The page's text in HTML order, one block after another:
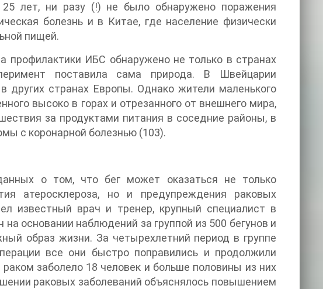
лет, ни разу (!) не было обнаружено поражения
болезнь и в Китае, где население физически
пищей.
профилактики ИБС обнаружено не только в странах
поставила сама природа. В Швейцарии
других странах Европы. Однако жители маленького
высоко в горах и отрезанного от внешнего мира,
за продуктами питания в соседние районы, в
с коронарной болезнью (103).
о том, что бег может оказаться не только
атеросклероза, но и предупреждения раковых
известный врач и тренер, крупный специалист в
основании наблюдений за группой из 500 бегунов и
образ жизни. За четырехлетний период в группе
все они быстро поправились и продолжили
забо­лело 18 человек и больше половины из них
раковых заболеваний объяснялось повышением